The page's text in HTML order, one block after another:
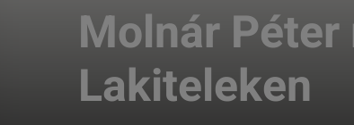
Molnár
Lakiteleken